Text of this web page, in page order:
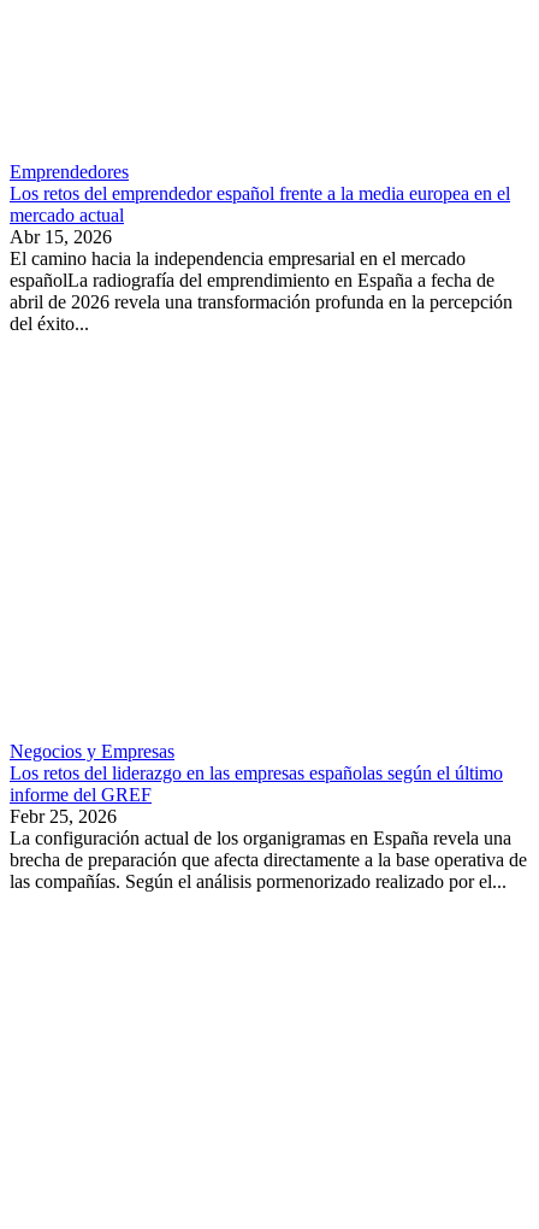
Emprendedores
Los retos del emprendedor español frente a la media europea en el
mercado actual
Abr 15, 2026
El camino hacia la independencia empresarial en el mercado
españolLa radiografía del emprendimiento en España a fecha de
abril de 2026 revela una transformación profunda en la percepción
del éxito...
Negocios y Empresas
Los retos del liderazgo en las empresas españolas según el último
informe del GREF
Febr 25, 2026
La configuración actual de los organigramas en España revela una
brecha de preparación que afecta directamente a la base operativa de
las compañías. Según el análisis pormenorizado realizado por el...